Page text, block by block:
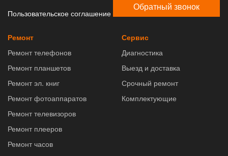
Пользовательское соглашение
Обратный звонок
Ремонт
Ремонт телефонов
Ремонт планшетов
Ремонт эл. книг
Ремонт фотоаппаратов
Ремонт телевизоров
Ремонт плееров
Ремонт часов
Сервис
Диагностика
Выезд и доставка
Срочный ремонт
Комплектующие